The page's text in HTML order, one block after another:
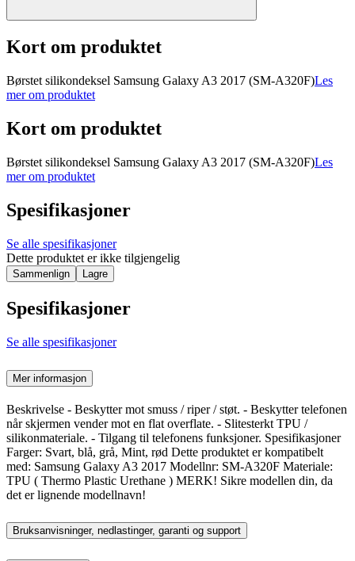
Kort om produktet
Børstet silikondeksel Samsung Galaxy A3 2017 (SM-A320F)Les
mer om produktet
Kort om produktet
Børstet silikondeksel Samsung Galaxy A3 2017 (SM-A320F)Les
mer om produktet
Spesifikasjoner
Se alle spesifikasjoner
Dette produktet er ikke tilgjengelig
Sammenlign Lagre
Spesifikasjoner
Se alle spesifikasjoner
Mer informasjon
Beskrivelse - Beskytter mot smuss / riper / støt. - Beskytter telefonen
når skjermen vender mot en flat overflate. - Slitesterkt TPU /
silikonmateriale. - Tilgang til telefonens funksjoner. Spesifikasjoner
Farger: Svart, blå, grå, Mint, rød Dette produktet er kompatibelt
med: Samsung Galaxy A3 2017 Modellnr: SM-A320F Materiale:
TPU ( Thermo Plastic Urethane ) MERK! Sikre modellen din, da
det er lignende modellnavn!
Bruksanvisninger, nedlastinger, garanti og support